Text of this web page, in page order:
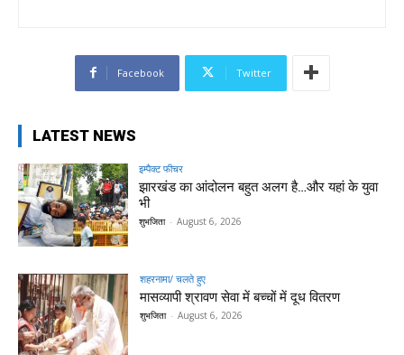
Facebook Twitter
LATEST NEWS
इम्पैक्ट फीचर
झारखंड का आंदोलन बहुत अलग है…और यहां के युवा
भी
शुभजिता - August 6, 2026
शहरनामा/ चलते हुए
मासव्यापी श्रावण सेवा में बच्चों में दूध वितरण
शुभजिता - August 6, 2026